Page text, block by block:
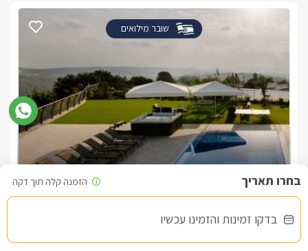
בדקו זמינות והזמינו עכשיו
שובר מילואים
צימר בצפון, עין יעקב
החל מ- ₪7500